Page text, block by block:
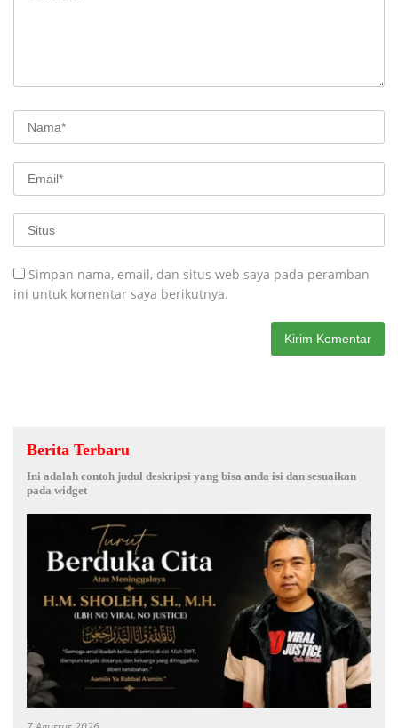
Simpan nama, email, dan situs web saya pada peramban
ini untuk komentar saya berikutnya.
Berita Terbaru
Ini adalah contoh judul deskripsi yang bisa anda isi dan sesuaikan
pada widget